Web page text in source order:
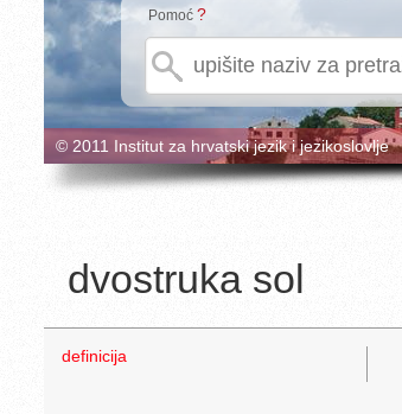
Pomoć ?
© 2011 Institut za hrvatski jezik i jezikoslovlje
dvostruka sol
definicija